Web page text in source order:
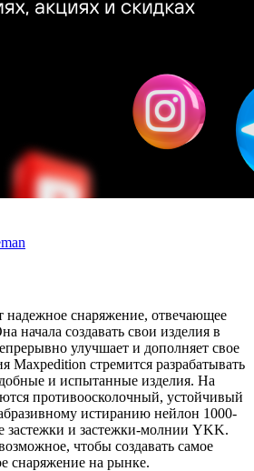
надежное снаряжение, отвечающее
начала создавать свои изделия в
улучшает и дополняет свое
Maxpedition стремится разрабатывать
и испытанные изделия. На
противоосколочный, устойчивый
истиранию нейлон 1000-
застежки и застежки-молнии YKK.
чтобы создавать самое
снаряжение на рынке.